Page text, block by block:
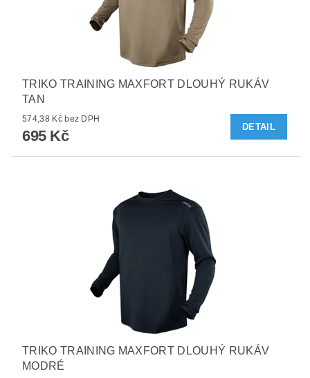
TRIKO TRAINING MAXFORT DLOUHÝ RUKÁV
TAN
574,38 Kč bez DPH
695 Kč
DETAIL
TRIKO TRAINING MAXFORT DLOUHÝ RUKÁV
MODRÉ